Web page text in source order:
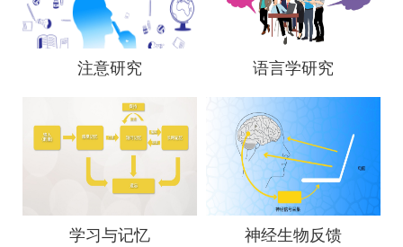
注意研究 语言学研究
学习与记忆 神经生物反馈